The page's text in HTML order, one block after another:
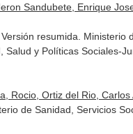
Sandubete, Enrique
resumida. Ministerio
y Políticas Sociales-
Rocio, Ortiz del Rio, Carlos
de Sanidad, Servicios